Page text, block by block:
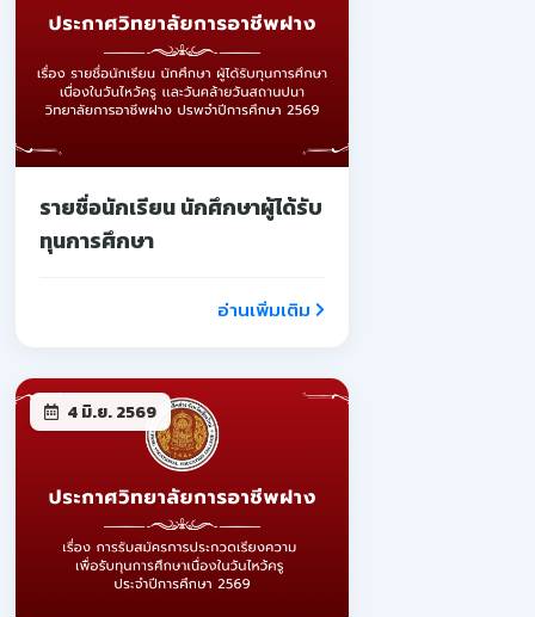
รายชื่อนักเรียน นักศึกษาผู้ได้รับ
ทุนการศึกษา
อ่านเพิ่มเติม
4 มิ.ย. 2569